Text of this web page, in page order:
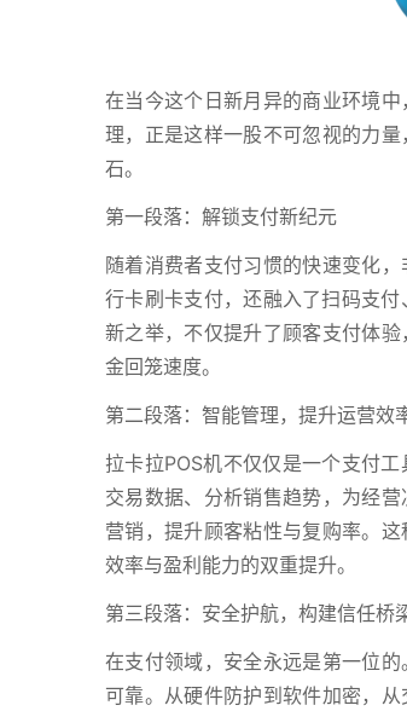
在当今这个日新月异的商业环境
理，正是这样一股不可忽视的力
石。
第一段落：解锁支付新纪元
随着消费者支付习惯的快速变化
行卡刷卡支付，还融入了扫码支
新之举，不仅提升了顾客支付体
金回笼速度。
第二段落：智能管理，提升运营效
拉卡拉POS机不仅仅是一个支付
交易数据、分析销售趋势，为经
营销，提升顾客粘性与复购率。
效率与盈利能力的双重提升。
第三段落：安全护航，构建信任桥
在支付领域，安全永远是第一位
可靠。从硬件防护到软件加密，